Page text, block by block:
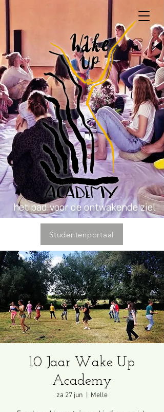
het pad voor de ontwakende ziel
Studentenportaal
10 Jaar Wake Up
Academy
za 27 jun Melle